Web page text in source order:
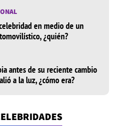
en medio de un
¿quién?
antes de su reciente cambio
a la luz, ¿cómo era?